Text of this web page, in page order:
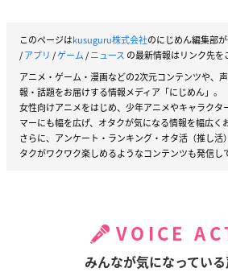
このページはkusuguru株式会社のにじめん編集部
/アプリ /ゲーム/ニュース の最新情報はリンク先を
アニメ・ゲーム・漫画などの2次元コンテンツや、
報・話題をお届けする情報メディア「にじめん」。
女性向けアニメをはじめ、少年アニメやキャラクタ
マーにも幅を広げ、オタクが気になる情報を幅広く
さらに、アンケート・ランキング・オタ活（推し活
タクがワクワク楽しめるようなコンテンツも発信し
VOICE
みんなが気になってい